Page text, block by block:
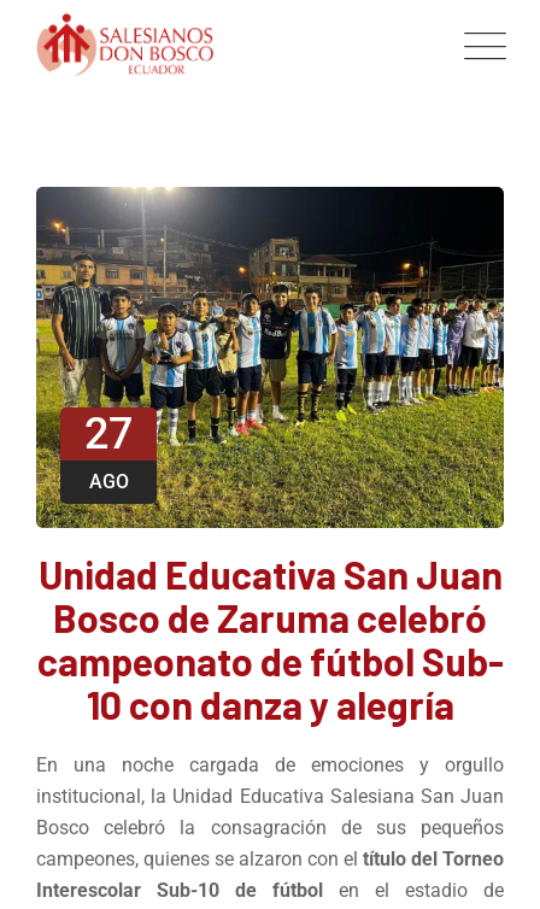
27
AGO
Unidad Educativa San Juan
Bosco de Zaruma celebró
campeonato de fútbol Sub-
10 con danza y alegría
En una noche cargada de emociones y orgullo
institucional, la Unidad Educativa Salesiana San Juan
Bosco celebró la consagración de sus pequeños
campeones, quienes se alzaron con el título del Torneo
Interescolar Sub-10 de fútbol
en el estadio de